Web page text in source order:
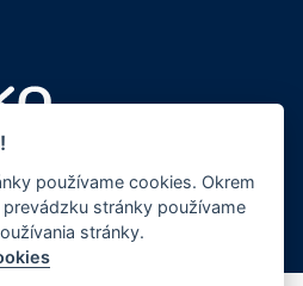
používame cookies. Okrem
stránky používame
stránky.